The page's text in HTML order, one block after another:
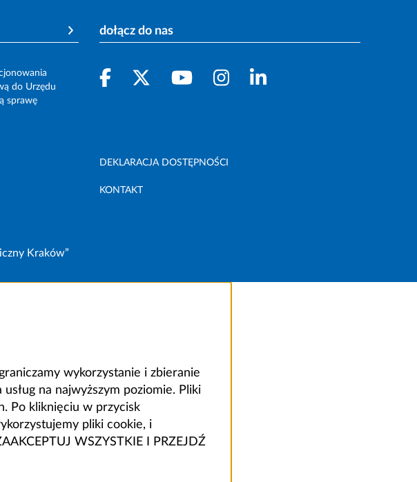
do Urzędu
sprawę
dołącz do nas
DEKLARACJA DOSTĘPNOŚCI
KONTAKT
Kraków”
wykorzystanie i zbieranie
na najwyższym poziomie. Pliki
Po kliknięciu w przycisk
pliki cookie, i
WSZYSTKIE I PRZEJDŹ